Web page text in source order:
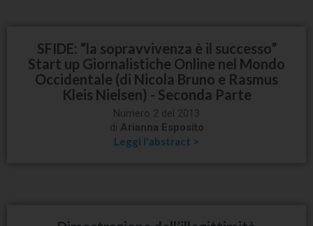
SFIDE: “la sopravvivenza è il successo”
Start up Giornalistiche Online nel Mondo
Occidentale (di Nicola Bruno e Rasmus
Kleis Nielsen) - Seconda Parte
Numero 2 del 2013
di Arianna Esposito
Leggi l'abstract >